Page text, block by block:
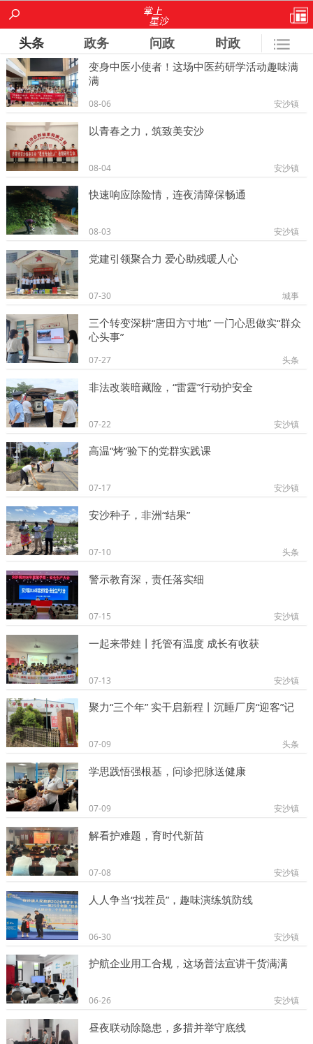
头条 政务 问政 时政
城事 镇街 房产 经开区 人大
政协 文艺 果园
北山 文明办 旅游局
安监局
变身中医小使者！这场中医药研学活动趣味满
满
08-06 安沙镇
以青春之力，筑致美安沙
08-04 安沙镇
快速响应除险情，连夜清障保畅通
08-03 安沙镇
党建引领聚合力 爱心助残暖人心
07-30 城事
三个转变深耕“唐田方寸地” 一门心思做实“群众
心头事”
07-27 头条
非法改装暗藏险，“雷霆”行动护安全
07-22 安沙镇
高温“烤”验下的党群实践课
07-17 安沙镇
安沙种子，非洲“结果”
07-10 头条
警示教育深，责任落实细
07-15 安沙镇
一起来带娃丨托管有温度 成长有收获
07-13 安沙镇
聚力“三个年” 实干启新程丨沉睡厂房“迎客”记
07-09 头条
学思践悟强根基，问诊把脉送健康
07-09 安沙镇
解看护难题，育时代新苗
07-08 安沙镇
人人争当“找茬员”，趣味演练筑防线
06-30 安沙镇
护航企业用工合规，这场普法宣讲干货满满
06-26 安沙镇
昼夜联动除隐患，多措并举守底线